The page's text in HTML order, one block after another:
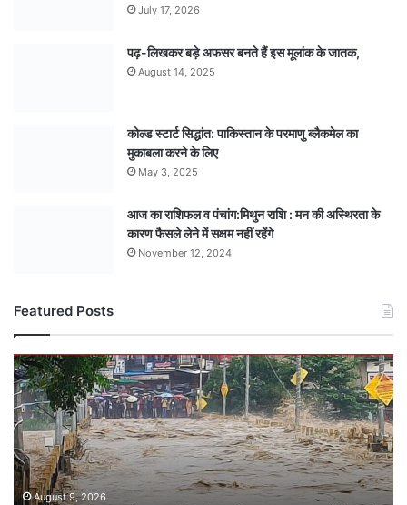
July 17, 2026
पढ़-लिखकर बड़े अफसर बनते हैं इस मूलांक के जातक,
August 14, 2025
कोल्ड स्टार्ट सिद्धांत: पाकिस्तान के परमाणु ब्लैकमेल का
मुकाबला करने के लिए
May 3, 2025
आज का राशिफल व पंचांग:मिथुन राशि : मन की अस्थिरता के
कारण फैसले लेने में सक्षम नहीं रहेंगे
November 12, 2024
Featured Posts
नर्मदा
की
प्रचंड
धार
से
थमा
मार्ग:
नर्मदाAugust 9, 2026